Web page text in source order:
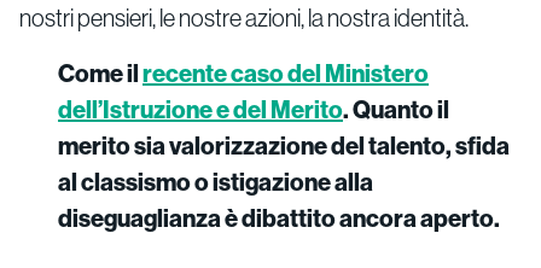
nostri pensieri, le nostre azioni, la nostra identità.
Come ilrecente caso del Ministero
dell’Istruzione e del Merito. Quanto il
merito sia valorizzazione del talento, sfida
al classismo o istigazione alla
diseguaglianza è dibattito ancora aperto.